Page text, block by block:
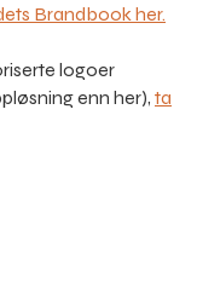
Brandbook her.
logoer
enn her), ta